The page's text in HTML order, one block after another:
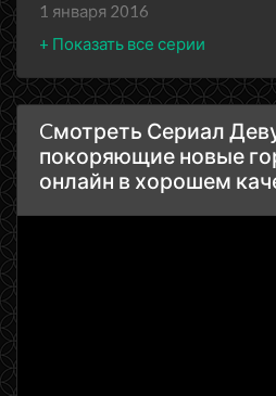
1 января 2016
1 сезон 12 серия
1 января 2016
1 сезон 11 серия
1 января 2016
Cмотреть Сериал
покоряющие новые
онлайн в хорошем